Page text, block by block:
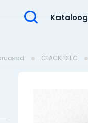
Kataloog
CLACK DLFC